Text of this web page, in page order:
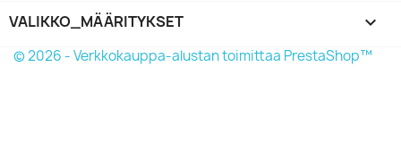
VALIKKO_MÄÄRITYKSET keyboard_arrow_down
© 2026 - Verkkokauppa-alustan toimittaa PrestaShop™